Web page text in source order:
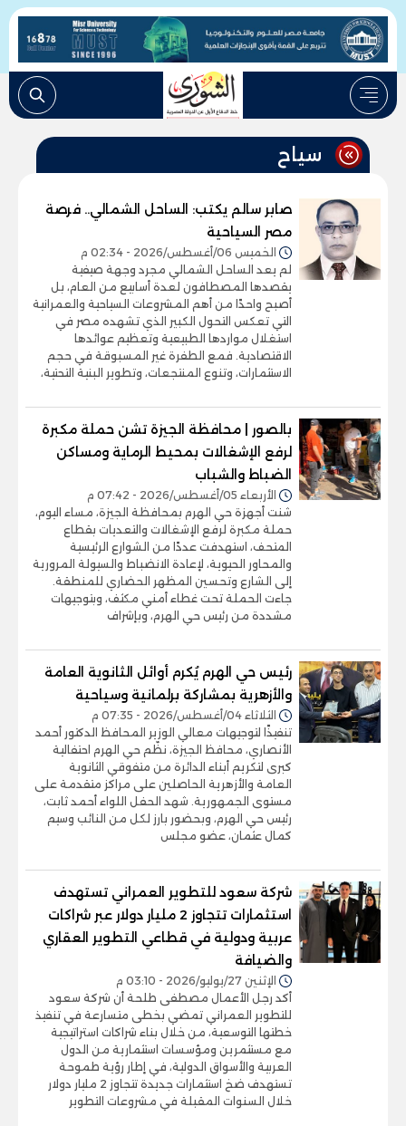
سياح
صابر سالم يكتب: الساحل الشمالي.. فرصة
مصر السياحية
الخميس 06/أغسطس/2026 - 02:34 م
لم يعد الساحل الشمالي مجرد وجهة صيفية
يقصدها المصطافون لعدة أسابيع من العام، بل
أصبح واحدًا من أهم المشروعات السياحية والعمرانية
التي تعكس التحول الكبير الذي تشهده مصر في
استغلال مواردها الطبيعية وتعظيم عوائدها
الاقتصادية. فمع الطفرة غير المسبوقة في حجم
الاستثمارات، وتنوع المنتجعات، وتطوير البنية التحتية،
بالصور | محافظة الجيزة تشن حملة مكبرة
لرفع الإشغالات بمحيط الرماية ومساكن
الضباط والشباب
الأربعاء 05/أغسطس/2026 - 07:42 م
شنت أجهزة حي الهرم بمحافظة الجيزة، مساء اليوم،
حملة مكبرة لرفع الإشغالات والتعديات بقطاع
المتحف، استهدفت عددًا من الشوارع الرئيسية
والمحاور الحيوية، لإعادة الانضباط والسيولة المرورية
إلى الشارع وتحسين المظهر الحضاري للمنطقة.
جاءت الحملة تحت غطاء أمني مكثف، وبتوجيهات
مشددة من رئيس حي الهرم، وبإشراف
رئيس حي الهرم يُكرم أوائل الثانوية العامة
والأزهرية بمشاركة برلمانية وسياحية
الثلاثاء 04/أغسطس/2026 - 07:35 م
تنفيذًا لتوجيهات معالي الوزير المحافظ الدكتور أحمد
الأنصاري، محافظ الجيزة، نظّم حي الهرم احتفالية
كبرى لتكريم أبناء الدائرة من متفوقي الثانوية
العامة والأزهرية الحاصلين على مراكز متقدمة على
مستوى الجمهورية. شهد الحفل اللواء أحمد ثابت،
رئيس حي الهرم، وبحضور بارز لكل من النائب وسيم
كمال عثمان، عضو مجلس
شركة سعود للتطوير العمراني تستهدف
استثمارات تتجاوز 2 مليار دولار عبر شراكات
عربية ودولية في قطاعي التطوير العقاري
والضيافة
الإثنين 27/يوليو/2026 - 03:10 م
أكد رجل الأعمال مصطفى طلحة أن شركة سعود
للتطوير العمراني تمضي بخطى متسارعة في تنفيذ
خطتها التوسعية، من خلال بناء شراكات استراتيجية
مع مستثمرين ومؤسسات استثمارية من الدول
العربية والأسواق الدولية، في إطار رؤية طموحة
تستهدف ضخ استثمارات جديدة تتجاوز 2 مليار دولار
خلال السنوات المقبلة في مشروعات التطوير